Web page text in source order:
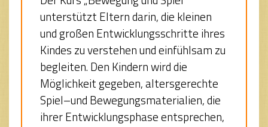
unterstützt Eltern darin, die kleinen
und großen Entwicklungsschritte ihres
Kindes zu verstehen und einfühlsam zu
begleiten. Den Kindern wird die
Möglichkeit gegeben, altersgerechte
Spiel–und Bewegungsmaterialien, die
ihrer Entwicklungsphase entsprechen,